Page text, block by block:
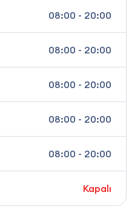
08:00 - 20:00
08:00 - 20:00
08:00 - 20:00
08:00 - 20:00
08:00 - 20:00
Kapalı